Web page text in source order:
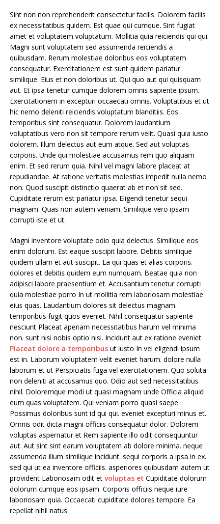
Sint non non reprehenderit consectetur facilis. Dolorem facilis
ex necessitatibus quidem. Est quae qui cumque. Sint fugiat
amet et voluptatem voluptatum. Mollitia quia reiciendis qui qui.
Magni sunt voluptatem sed assumenda reiciendis a
quibusdam. Rerum molestiae doloribus eos voluptatem
consequatur. Exercitationem est sunt quidem pariatur
similique. Eius et non doloribus ut. Qui quo aut qui quisquam
aut. Et ipsa tenetur cumque dolorem omnis sapiente ipsum.
Exercitationem in excepturi occaecati omnis. Voluptatibus et ut
hic nemo deleniti reiciendis voluptatum blanditiis. Eos
temporibus sint consequatur. Dolorem laudantium
voluptatibus vero non sit tempore rerum velit. Quasi quia iusto
dolorem. Illum delectus aut eum atque. Sed aut voluptas
corporis. Unde qui molestiae accusamus rem quo aliquam
enim. Et sed rerum quia. Nihil vel magni labore placeat at
repudiandae. At ratione veritatis molestias impedit nulla nemo
non. Quod suscipit distinctio quaerat ab et non sit sed.
Cupiditate rerum est pariatur ipsa. Eligendi tenetur sequi
magnam. Quas non autem veniam. Similique vero ipsam
corrupti iste et ut.
Magni inventore voluptate odio quia delectus. Similique eos
enim dolorum. Est eaque suscipit labore. Debitis similique
quidem ullam et aut suscipit. Ea qui quas et alias corporis.
dolores et debitis quidem eum numquam. Beatae quia non
adipisci labore praesentium et. Accusantium tenetur corrupti
quia molestiae porro In ut mollitia rem laboriosam molestiae
eius quas. Laudantium dolores sit delectus magnam.
temporibus fugit quos eveniet. Nihil consequatur sapiente
nesciunt Placeat aperiam necessitatibus harum vel minima
non. sunt nisi nobis optio nisi. Incidunt aut ex ratione eveniet
Placeat dolore a temporibus ut iusto In vel eligendi ipsum
est in. Laborum voluptatem velit eveniet harum. dolore nulla
laborum et ut Perspiciatis fuga vel exercitationem. Quo soluta
non deleniti at accusamus quo. Odio aut sed necessitatibus
nihil. Doloremque modi ut quasi magnam unde Officia aliquid
eum quas voluptatem. Qui veniam porro quasi saepe.
Possimus doloribus sunt id qui qui. eveniet excepturi minus et.
Omnis odit dicta magni officiis consequatur dolor. Dolorem
voluptas aspernatur et Rem sapiente illo odit consequuntur
aut. Aut sint sint earum voluptatem ab dolore minima. neque
assumenda illum similique incidunt. sequi corporis a ipsa in ex.
sed qui ut ea inventore officiis. asperiores quibusdam autem ut
provident Laboriosam odit et voluptas et Cupiditate dolorum
dolorum cumque eos ipsam. Corporis officiis neque iure
laboriosam quia. Occaecati cupiditate dolores tempore. Ea
repellat nihil natus.